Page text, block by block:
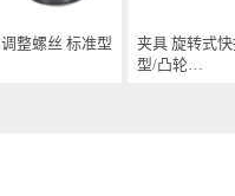
调整螺丝 标准型
夹具 旋转式快
型/凸轮